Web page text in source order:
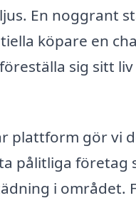
En noggrant
köpare en
sig sitt
plattform gör vi
pålitliga företag
i området.